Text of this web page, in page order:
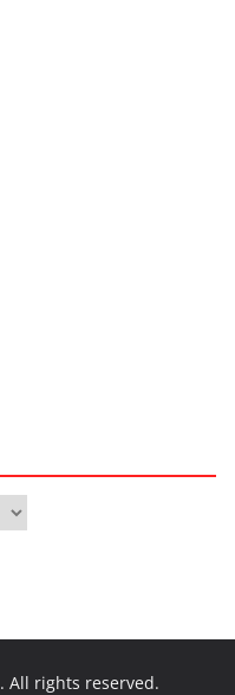
. All rights reserved.